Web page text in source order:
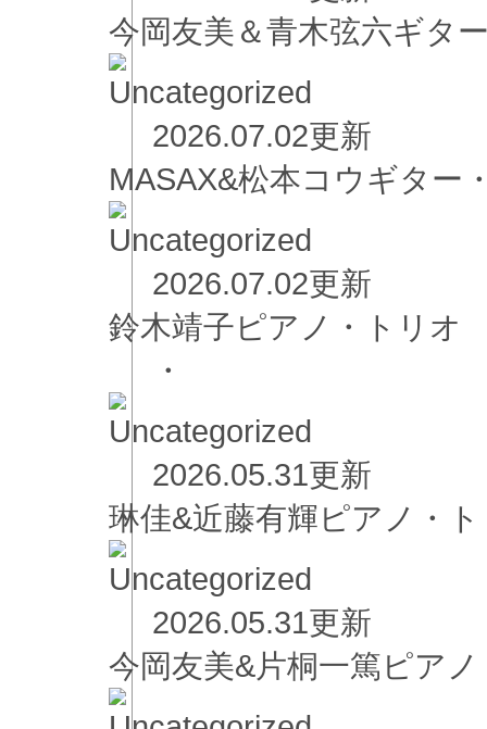
今岡友美＆青木弦六ギ
2026.07.02更新
MASAX&松本コウギター
2026.07.02更新
鈴木靖子ピアノ・トリオ
・
2026.05.31更新
琳佳&近藤有輝ピアノ・
2026.05.31更新
今岡友美&片桐一篤ピア